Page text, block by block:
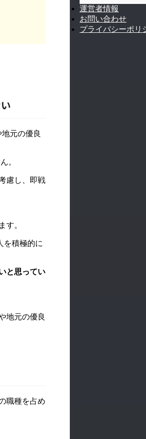
元の優良
。
慮し、即戦
す。
を積極的に
と思ってい
地元の優良
職種を占め
運営者情報
お問い合わせ
プライバシーポリ